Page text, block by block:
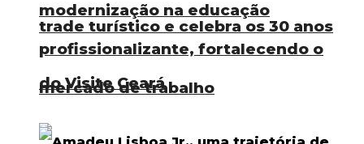
modernização na educação
profissionalizante, fortalecendo o
mercado de trabalho
trade turístico e celebra os 30 anos
do Visite Ceará